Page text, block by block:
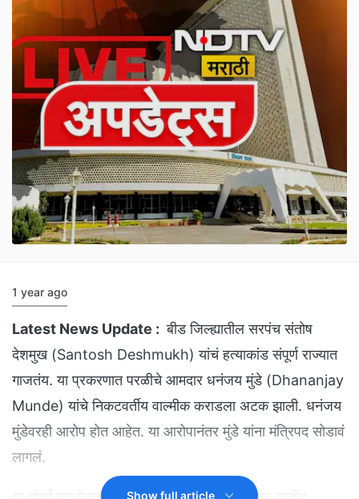
1 year ago
Latest News Update : बीड जिल्ह्यातील सरपंच संतोष
देशमुख (Santosh Deshmukh) यांचं हत्याकांड संपूर्ण राज्यात
गाजतंय. या प्रकरणात परळीचे आमदार धनंजय मुंडे (Dhananjay
Munde) यांचे निकटवर्तीय वाल्मीक कराडला अटक झाली. धनंजय
मुंडेवरही आरोप होत आहेत. या आरोपानंतर मुंडे यांना मंत्रिपद सोडावं
लागलं.
Show full article